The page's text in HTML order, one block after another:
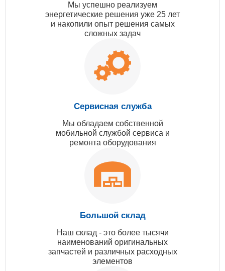
Мы успешно реализуем
энергетические решения уже 25 лет
и накопили опыт решения самых
сложных задач
Сервисная служба
Мы обладаем собственной
мобильной службой сервиса и
ремонта оборудования
Большой склад
Наш склад - это более тысячи
наименований оригинальных
запчастей и различных расходных
элементов